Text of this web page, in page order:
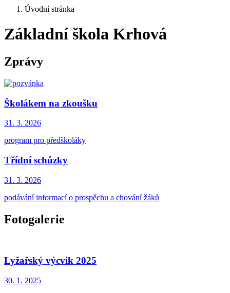
Úvodní stránka
Základní škola Krhová
Zprávy
Školákem na zkoušku
31. 3. 2026
program pro předškoláky
Třídní schůzky
31. 3. 2026
podávání informací o prospěchu a chování žáků
Fotogalerie
Lyžařský výcvik 2025
30. 1. 2025